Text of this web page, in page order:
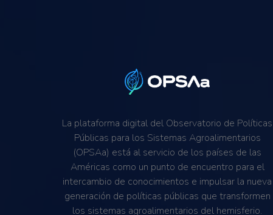
La plataforma digital del Observatorio de Políticas
Públicas para los Sistemas Agroalimentarios
(OPSAa) está al servicio de los países de las
Américas como un punto de encuentro para el
intercambio de conocimientos e impulsar la nueva
generación de políticas públicas que transformen
los sistemas agroalimentarios del hemisferio.